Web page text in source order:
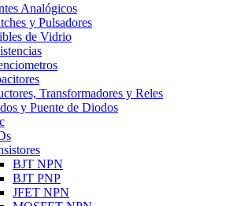
Analógicos
y Pulsadores
de Vidrio
Transformadores y Reles
y Puente de Diodos
BJT NPN
BJT PNP
JFET NPN